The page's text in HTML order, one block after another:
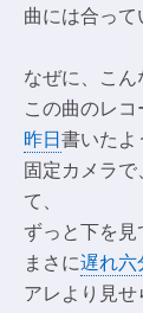
曲には合っ
なぜに、こん
この曲のレコ
昨日書いた
固定カメラ
て、
ずっと下を
まさに遅れ六
アレより見